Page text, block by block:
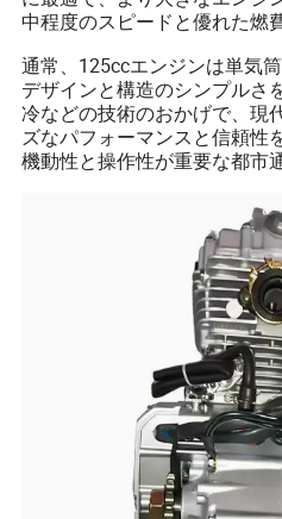
中程度のスピードと優れた燃
通常、125ccエンジンは単気
デザインと構造のシンプルさ
冷などの技術のおかげで、現
ズなパフォーマンスと信頼性
機動性と操作性が重要な都市